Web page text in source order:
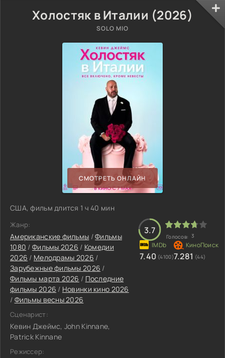
Холостяк в Италии (2026)
SOLO MIO
СМОТРЕТЬ ОНЛАЙН
США, фильм длится 1 ч 40 мин
Жанр:
Американские фильмы /Фильмы
1080 / Фильмы 2026 / Комедии
2026 / Мелодрамы 2026 /
Зарубежные фильмы 2026 /
Фильмы марта 2026 / Последние
фильмы 2026 / Новинки кино 2026
/ Фильмы весны 2026
Сценарист:
Кевин Джеймс, John Kinnane,
Patrick Kinnane
Режиссер:
3.7
Голосов: 3
7.40 (4100)7.281 (44)